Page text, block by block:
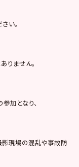
い。
りません。
加となり、
影現場の混乱や事故防